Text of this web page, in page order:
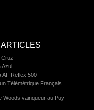
Cruz
Azul
AF Reflex 500
Télémétrique Français
Woods vainqueur au Puy